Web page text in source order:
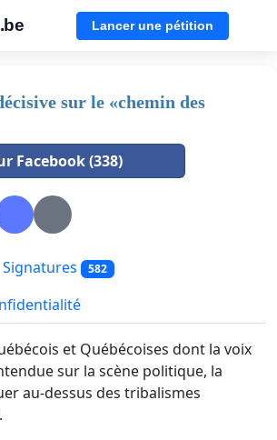
Lancer une pétition
sur le «chemin des
Facebook (338)
Signatures 582
et Québécoises dont la voix
sur la scène politique, la
au-dessus des tribalismes